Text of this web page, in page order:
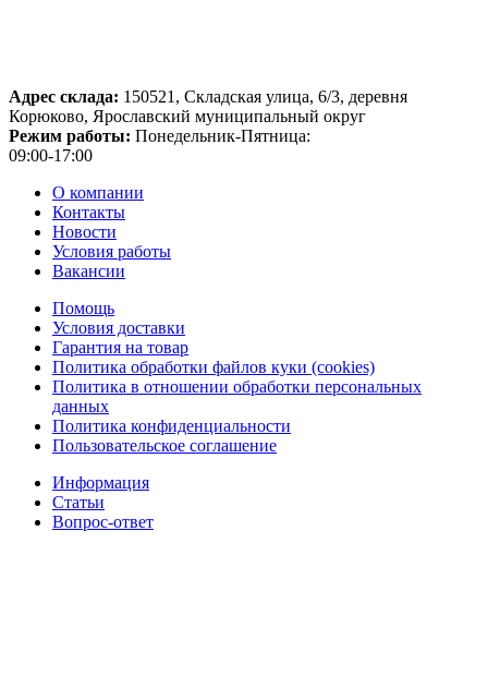
Адрес склада: 150521, Складская улица, 6/3, деревня
Корюково, Ярославский муниципальный округ
Режим работы: Понедельник-Пятница:
09:00-17:00
О компании
Контакты
Новости
Условия работы
Вакансии
Помощь
Условия доставки
Гарантия на товар
Политика обработки файлов куки (cookies)
Политика в отношении обработки персональных
данных
Политика конфиденциальности
Пользовательское соглашение
Информация
Статьи
Вопрос-ответ